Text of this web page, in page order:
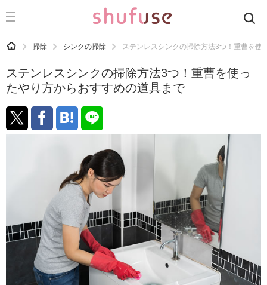
CATEGORY 記事カテゴリ
運気
洗濯
生活の知恵
食材辞典
おすすめ
HOME 掃除 シンクの掃除 ステンレスシンクの掃除方法3つ！重曹を使
ステンレスシンクの掃除方法3つ！重曹を使っ
たやり方からおすすめの道具まで